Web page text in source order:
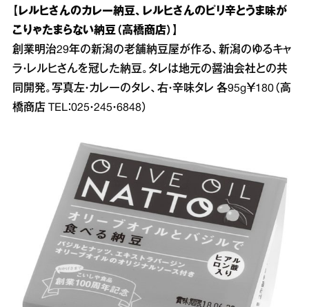
【レルヒさんのカレー納豆、レルヒさんのピリ辛とうま味が
こりゃたまらない納豆（高橋商店）】
創業明治29年の新潟の老舗納豆屋が作る、新潟のゆるキャ
ラ・レルヒさんを冠した納豆。タレは地元の醤油会社との共
同開発。写真左・カレーのタレ、右・辛味タレ 各95g￥180（高
橋商店 TEL：025・245・6848）